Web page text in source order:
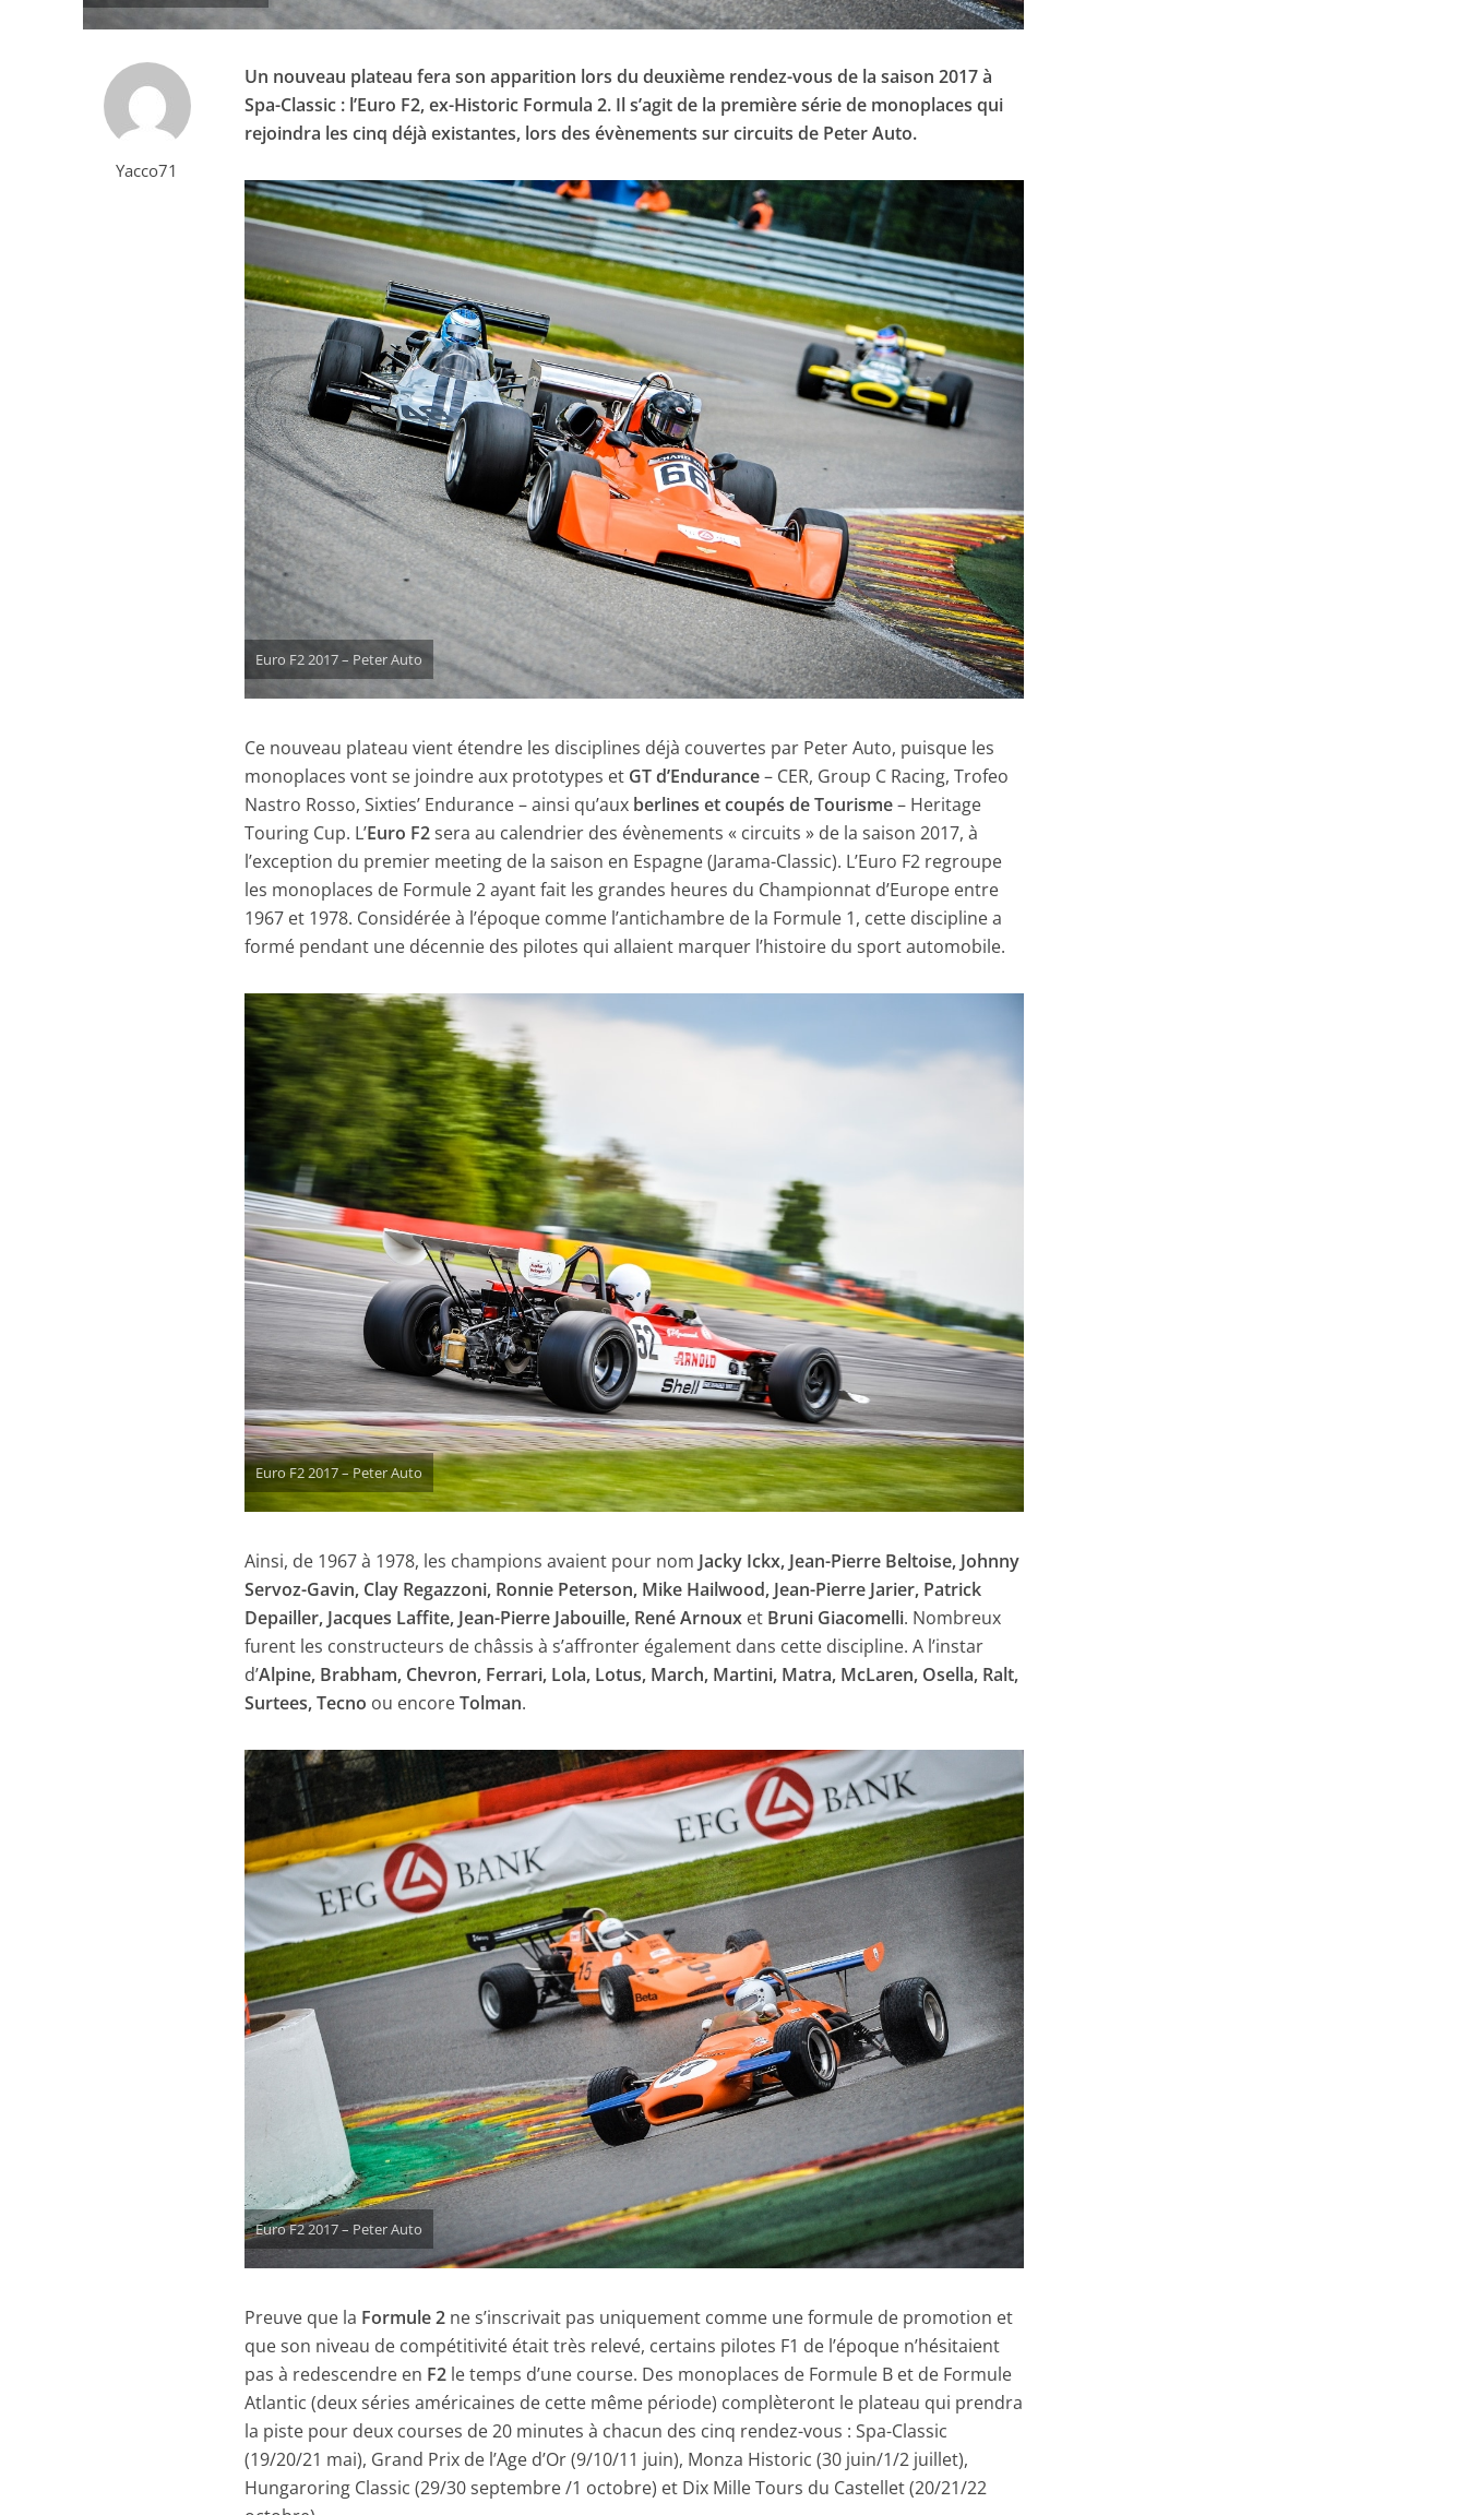
Yacco71
Un nouveau plateau fera son apparition lors du deuxième rendez-vous de la saison 2017 à
Spa-Classic : l’Euro F2, ex-Historic Formula 2. Il s’agit de la première série de monoplaces qui
rejoindra les cinq déjà existantes, lors des évènements sur circuits de Peter Auto.
Euro F2 2017 – Peter Auto
Ce nouveau plateau vient étendre les disciplines déjà couvertes par Peter Auto, puisque les
monoplaces vont se joindre aux prototypes et GT d’Endurance– CER, Group C Racing, Trofeo
Nastro Rosso, Sixties’ Endurance – ainsi qu’aux berlines et coupés de Tourisme– Heritage
Touring Cup. L’Euro F2sera au calendrier des évènements « circuits » de la saison 2017, à
l’exception du premier meeting de la saison en Espagne (Jarama-Classic). L’Euro F2 regroupe
les monoplaces de Formule 2 ayant fait les grandes heures du Championnat d’Europe entre
1967 et 1978. Considérée à l’époque comme l’antichambre de la Formule 1, cette discipline a
formé pendant une décennie des pilotes qui allaient marquer l’histoire du sport automobile.
Euro F2 2017 – Peter Auto
Ainsi, de 1967 à 1978, les champions avaient pour nom Jacky Ickx, Jean-Pierre Beltoise, Johnny
Servoz-Gavin, Clay Regazzoni, Ronnie Peterson, Mike Hailwood, Jean-Pierre Jarier, Patrick
Depailler, Jacques Laffite, Jean-Pierre Jabouille, René Arnoux et Bruni Giacomelli. Nombreux
furent les constructeurs de châssis à s’affronter également dans cette discipline. A l’instar
d’Alpine, Brabham, Chevron, Ferrari, Lola, Lotus, March, Martini, Matra, McLaren, Osella, Ralt,
Surtees, Tecno ou encoreTolman.
Euro F2 2017 – Peter Auto
Preuve que la Formule 2 ne s’inscrivait pas uniquement comme une formule de promotion et
que son niveau de compétitivité était très relevé, certains pilotes F1 de l’époque n’hésitaient
pas à redescendre en F2 le temps d’une course. Des monoplaces de Formule B et de Formule
Atlantic (deux séries américaines de cette même période) complèteront le plateau qui prendra
la piste pour deux courses de 20 minutes à chacun des cinq rendez-vous : Spa-Classic
(19/20/21 mai), Grand Prix de l’Age d’Or (9/10/11 juin), Monza Historic (30 juin/1/2 juillet),
Hungaroring Classic (29/30 septembre /1 octobre) et Dix Mille Tours du Castellet (20/21/22